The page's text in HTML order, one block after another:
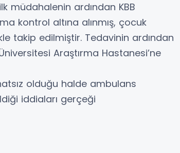
müdahalenin ardından KBB
kontrol altına alınmış, çocuk
takip edilmiştir. Tedavinin ardından
Araştırma Hastanesi’ne
olduğu halde ambulans
iddiaları gerçeği